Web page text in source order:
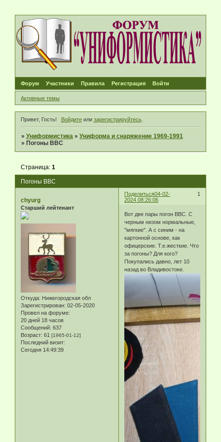
Форум Участники Правила Регистрация Войти
Активные темы
Привет, Гость! Войдитеили зарегистрируйтесь.
»Униформистика »Униформа и снаряжение 1969-1991
» Погоны ВВС
Погоны ВВС
Страница:1
Поделиться 1
04-02-
2024 08:26:06
chyurg
Старший лейтенант
Откуда: Нижегородская обл
Зарегистрирован: 02-05-2020
Провел на форуме:
20 дней 18 часов
Сообщений: 637
Возраст: 61 [1965-01-12]
Последний визит:
Сегодня 14:49:39
Вот две пары погон ВВС. С
черным низом нормальные,
"мягкие". А с синим - на
картонной основе, как
офицерские. Т.е.жесткие. Что
за погоны? Для кого?
Покупались давно, лет 10
назад во Владивостоке.